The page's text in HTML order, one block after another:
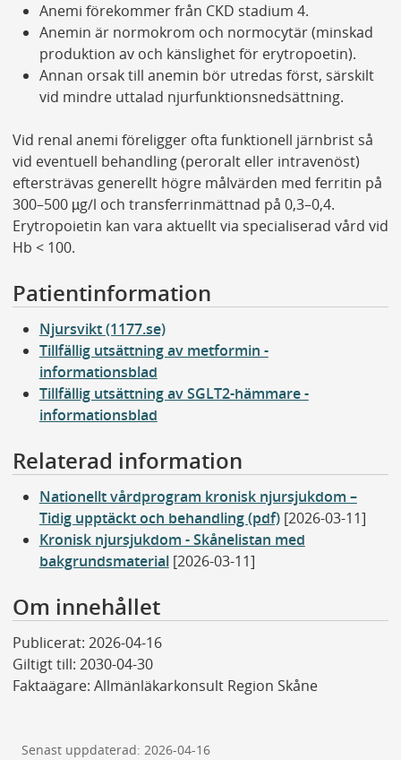
Anemi förekommer från CKD stadium 4.
Anemin är normokrom och normocytär (minskad
produktion av och känslighet för erytropoetin).
Annan orsak till anemin bör utredas först, särskilt
vid mindre uttalad njurfunktionsnedsättning.
Vid renal anemi föreligger ofta funktionell järnbrist så
vid eventuell behandling (peroralt eller intravenöst)
eftersträvas generellt högre målvärden med ferritin på
300–500 µg/l och transferrinmättnad på 0,3–0,4.
Erytropoietin kan vara aktuellt via specialiserad vård vid
Hb < 100.
Patientinformation
Njursvikt (1177.se)
Tillfällig utsättning av metformin -
informationsblad
Tillfällig utsättning av SGLT2-hämmare -
informationsblad
Relaterad information
Nationellt vårdprogram kronisk njursjukdom –
Tidig upptäckt och behandling (pdf)[2026-03-11]
Kronisk njursjukdom - Skånelistan med
bakgrundsmaterial[2026-03-11]
Om innehållet
Publicerat: 2026-04-16
Giltigt till: 2030-04-30
Faktaägare: Allmänläkarkonsult Region Skåne
Senast uppdaterad: 2026-04-16